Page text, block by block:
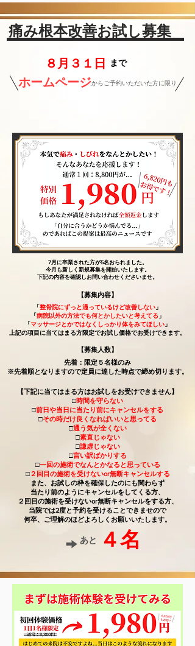
痛み根本改善お試し募集
８月３１日 まで
ホームページ​からご予約いただいた方に限り
7月に卒業された方が5名おられました。
今月も新しく新規募集を開始いたします。
​下記の内容を確認しお問い合わせくださいませ。
【募集内容】
「整骨院にずっと通っているけど改善しない 」
「病院以外の方法でも何とかしたいと考えてる 」
「マッサージとかではなくしっかり体をみてほしい 」
​上記の項目に当てはまる方限定でお試し価格でお受けできます。
【募集人数】
先着：限定５名様のみ
​※先着順となりますので定員に達した時点で締め切ります。
【下記に当てはまる方はお試しをお受けできません】
□時間を守らない
□前日や当日に当たり前にキャンセルをする
□その時だけ良くなればいいと思ってる
□通う気が全くない
□素直じゃない
□謙虚じゃない
□言い訳ばかりする
□一回の施術でなんとかなると思っている
□２回目の施術を受けないor無断キャンセルする
また、お試しの枠を確保したのにも関わらず
当たり前のようにキャンセルをしてくる方、
２回目の施術を受けないor無断キャンセルをする方、
​当院では2度と予約を受けることできませので
​何卒、ご理解のほどよろしくお願いいたします。
→ ４名
​あと